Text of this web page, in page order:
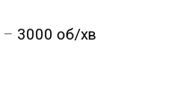
– 3000 об/хв